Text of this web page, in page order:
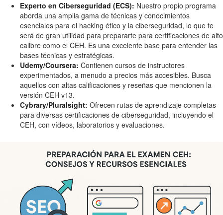
Experto en Ciberseguridad (ECS): Nuestro propio programa
aborda una amplia gama de técnicas y conocimientos
esenciales para el hacking ético y la ciberseguridad, lo que te
será de gran utilidad para prepararte para certificaciones de alto
calibre como el CEH. Es una excelente base para entender las
bases técnicas y estratégicas.
Udemy/Coursera: Contienen cursos de instructores
experimentados, a menudo a precios más accesibles. Busca
aquellos con altas calificaciones y reseñas que mencionen la
versión CEH v13.
Cybrary/Pluralsight: Ofrecen rutas de aprendizaje completas
para diversas certificaciones de ciberseguridad, incluyendo el
CEH, con vídeos, laboratorios y evaluaciones.